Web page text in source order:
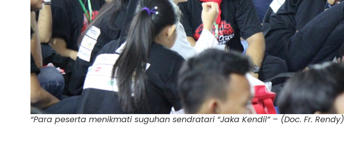
“Para peserta menikmati suguhan sendratari “Jaka Kendil” – (Doc. Fr. Rendy)